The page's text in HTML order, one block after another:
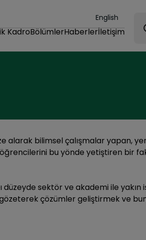
English
KadroBölümlerHaberlerİletişim
alarak bilimsel çalışmalar yapan,
bu yönde yetiştiren bir
düzeyde sektör ve akademi ile yakın
çözümler geliştirmek ve